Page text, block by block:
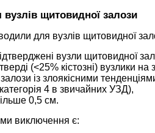
щитовидної залози
для вузлів щитовидної
вузли щитовидної
(<25% кістозні) вузлики
із злоякісними
4 в звичайних УЗД),
0,5 см.
виключення є: